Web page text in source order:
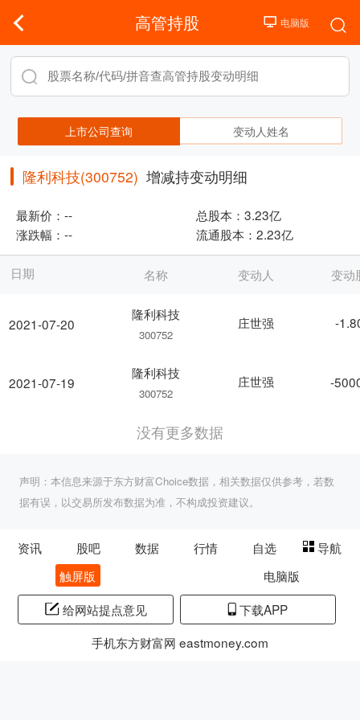
高管持股
上市公司查询 变动人姓名
隆利科技(300752) 增减持变动明细
最新价： -- 总股本： 3.23亿
涨跌幅： -- 流通股本： 2.23亿
日期
2021-07-20
2021-07-19
名称 变动人 变动
隆利科技
300752
庄世强 -
隆利科技
300752
庄世强 -
没有更多数据
声明：本信息来源于东方财富Choice数据，相关数据仅供参考，若数
据有误，以交易所发布数据为准，不构成投资建议。
资讯 股吧 数据 行情 自选
导航
触屏版
电脑版
给网站提点意见
下载APP
手机东方财富网 eastmoney.com